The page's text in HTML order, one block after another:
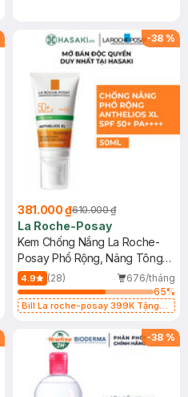
-38 %
381.000 ₫610.000 ₫
La Roche-Posay
Kem Chống Nắng La Roche-
Posay Phổ Rộng, Nâng Tông
Kiềm Dầu 50ml
4.9 (28)
676/tháng
65%
Bill La roche-posay 399K Tặng
(SL có hạn)
-38 %